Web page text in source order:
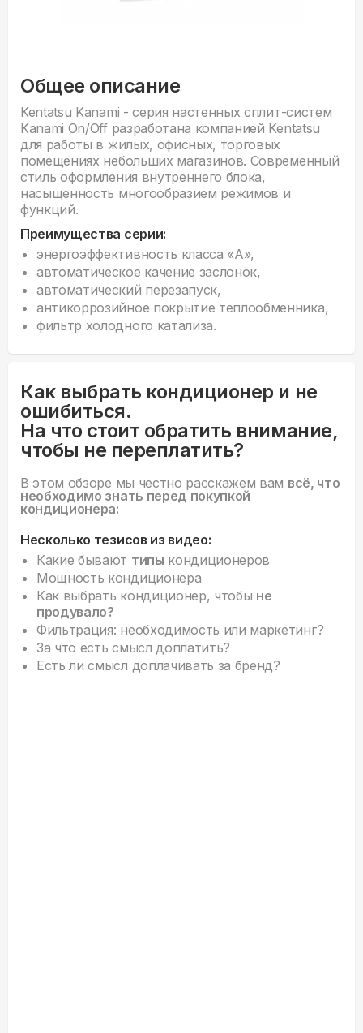
Общее описание
Kentatsu Kanami - серия настенных сплит-систем
Kanami On/Off разработана компанией Kentatsu
для работы в жилых, офисных, торговых
помещениях небольших магазинов. Современный
стиль оформления внутреннего блока,
насыщенность многообразием режимов и
функций.
Преимущества серии:
энергоэффективность класса «А»,
автоматическое качение заслонок,
автоматический перезапуск,
антикоррозийное покрытие теплообменника,
фильтр холодного катализа.
Как выбрать кондиционер и не
ошибиться.
На что стоит обратить внимание,
чтобы не переплатить?
В этом обзоре мы честно расскажем вам всё, что
необходимо знать перед покупкой
кондиционера:
Несколько тезисов из видео:
Какие бывают типы кондиционеров
Мощность кондиционера
Как выбрать кондиционер, чтобы не
продувало?
Фильтрация: необходимость или маркетинг?
За что есть смысл доплатить?
Есть ли смысл доплачивать за бренд?